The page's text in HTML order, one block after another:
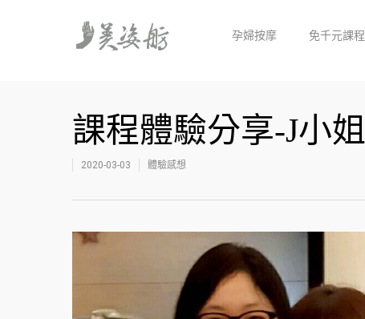
孕婦按摩 免千元課程
課程體驗分享-J小姐
2020-03-03 體驗感想